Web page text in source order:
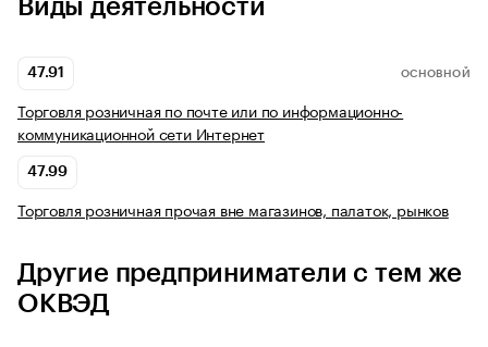
Виды деятельности
47.91 ОСНОВНОЙ
Торговля розничная по почте или по информационно-
коммуникационной сети Интернет
47.99
Торговля розничная прочая вне магазинов, палаток, рынков
Другие предприниматели с тем же
ОКВЭД